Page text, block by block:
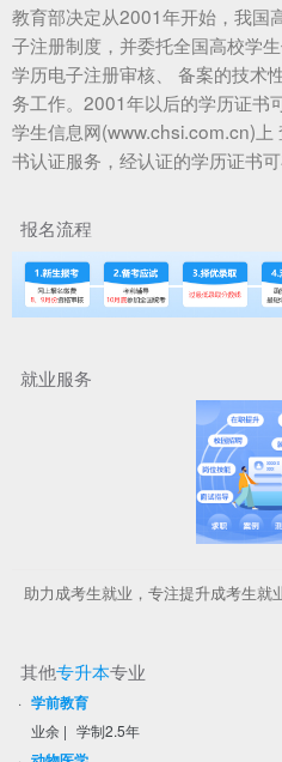
教育部决定从2001年开始，我国
子注册制度，并委托全国高校学
学历电子注册审核、 备案的技术
务工作。2001年以后的学历证书
学生信息网(www.chsi.com.cn)上
书认证服务，经认证的学历证书
报名流程
就业服务
助力成考生就业，专注提升成考生就
其他专升本专业
· 学前教育
业余 | 学制2.5年